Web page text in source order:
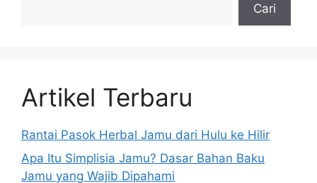
Cari
Artikel Terbaru
Rantai Pasok Herbal Jamu dari Hulu ke Hilir
Apa Itu Simplisia Jamu? Dasar Bahan Baku
Jamu yang Wajib Dipahami